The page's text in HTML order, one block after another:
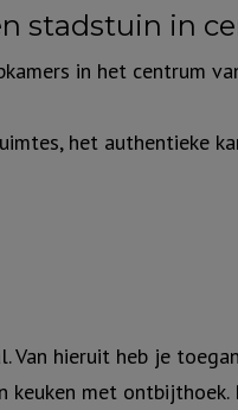
stadstuin in
in het centrum
het authentieke
hieruit heb je
met